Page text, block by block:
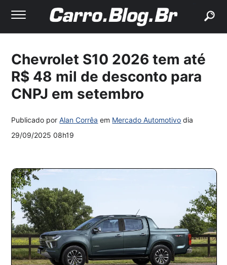
Chevrolet S10 2026 tem até
R$ 48 mil de desconto para
CNPJ em setembro
Publicado porAlan Corrêa em Mercado Automotivo dia
29/09/2025 08h19